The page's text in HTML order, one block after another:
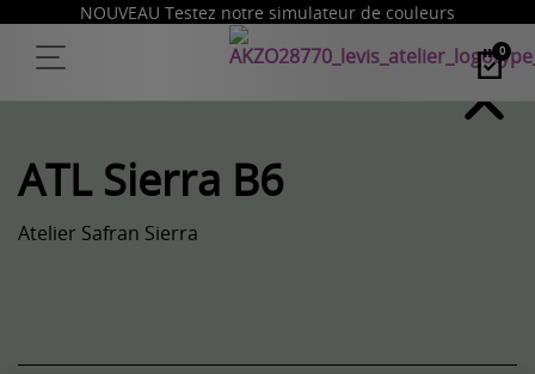
NOUVEAU Testez notre simulateur de couleurs
0
ATL Sierra B6
Atelier Safran Sierra